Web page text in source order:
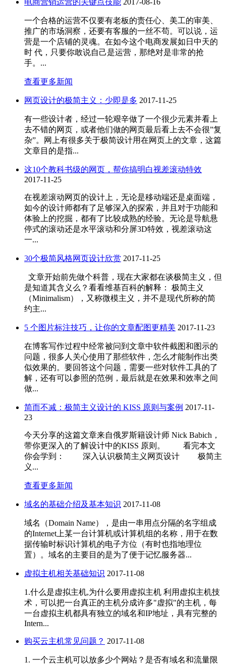
电商营销运营的关键点技能 2017-08-16
一个合格的运营不仅要有老板的责任心、美工的审美、
推广的市场洞察，还要有客服的一丝不苟。可以说，运
营是一个店铺的灵魂。在如今这个电商发展如日中天的
时 代，只要你敢说自己是运营，那绝对是非常的抢
手。...
查看更多新闻
网页设计的极简主义：少即是多 2017-11-25
有一些设计者，经过一轮艰辛做了一个很少元素并看上
去不错的网页，或者他们做的网页最后看上去不会很”复
杂”。网上有很多关于极简设计用在网页上的文章，这篇
文章目的是指...
这10个教科书级的网页，帮你搞明白视差滚动特效
2017-11-25
在视差滚动网页的设计上，无论是移动端还是桌面端，
如今的设计师都有了足够深入的探索，并且对于功能和
体验上的挖掘，都有了比较成熟的经验。无论是导航悬
停式的滚动还是水平滚动和分屏3D特效，视差滚动这
一...
30个极简风格网页设计欣赏 2017-11-25
文章开始前先做个科普，现在大家都在谈极简主义，但
是知道其含义么？看看维基百科的解释： 极简主义
（Minimalism），又称微模主义，并不是现代所称的简
约主...
5 个图片标注技巧，让你的文章配图更精美 2017-11-23
在博客写作过程中经常被问到文章中软件截图和图示的
问题，很多人关心使用了那些软件，怎么才能制作出类
似效果的。要回答这个问题，需要一些对软件工具的了
解，还有可以参照的范例，最后就是在效果和效率之间
做...
简而不减：极简主义设计的 KISS 原则与案例 2017-11-
23
今天分享的这篇文章来自俄罗斯籍设计师 Nick Babich，
带你更深入的了解设计中的KISS 原则。 看完本文
你会学到： 深入认识极简主义网页设计 极简主
义...
查看更多新闻
域名的基础介绍及基本知识 2017-11-08
域名（Domain Name），是由一串用点分隔的名字组成
的Internet上某一台计算机或计算机组的名称，用于在数
据传输时标识计算机的电子方位（有时也指地理位
置）。域名的主要目的是为了便于记忆服务器...
虚拟主机相关基础知识 2017-11-08
1.什么是虚拟主机,为什么要用虚拟主机 利用虚拟主机技
术，可以把一台真正的主机分成许多"虚拟"的主机，每
一台虚拟主机都具有独立的域名和IP地址，具有完整的
Intern...
购买云主机常见问题？ 2017-11-08
1. 一个云主机可以放多少个网站？是否有域名和流量限